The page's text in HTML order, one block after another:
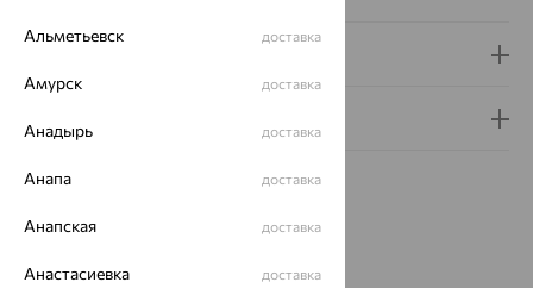
Похожие изделия
Альметьевск доставка
Амурск доставка
Анадырь доставка
Анапа доставка
Анапская доставка
Анастасиевка доставка